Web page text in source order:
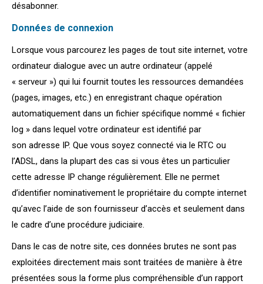
désabonner.
Données de connexion
Lorsque vous parcourez les pages de tout site internet, votre
ordinateur dialogue avec un autre ordinateur (appelé
« serveur ») qui lui fournit toutes les ressources demandées
(pages, images, etc.) en enregistrant chaque opération
automatiquement dans un fichier spécifique nommé « fichier
log » dans lequel votre ordinateur est identifié par
son adresse IP. Que vous soyez connecté via le RTC ou
l’ADSL, dans la plupart des cas si vous êtes un particulier
cette adresse IP change régulièrement. Elle ne permet
d’identifier nominativement le propriétaire du compte internet
qu’avec l’aide de son fournisseur d’accès et seulement dans
le cadre d’une procédure judiciaire.
Dans le cas de notre site, ces données brutes ne sont pas
exploitées directement mais sont traitées de manière à être
présentées sous la forme plus compréhensible d’un rapport